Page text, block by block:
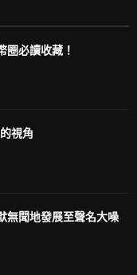
圈必讀收藏！
視角
無聞地發展至聲名大噪